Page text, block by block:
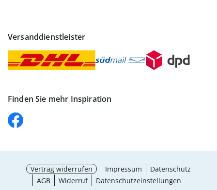
Versanddienstleister
Finden Sie mehr Inspiration
Vertrag widerrufen Impressum
Datenschutz
AGB
Widerruf Datenschutzeinstellungen